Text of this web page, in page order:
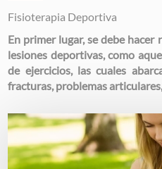
Fisioterapia Deportiva
En primer lugar, se debe hacer
lesiones deportivas, como
de ejercicios, las cuales
fracturas, problemas
Image